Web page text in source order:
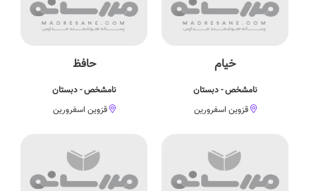
خیام
نامشخص - دبستان
قزوین اسفرورین
حافظ
نامشخص - دبستان
قزوین اسفرورین